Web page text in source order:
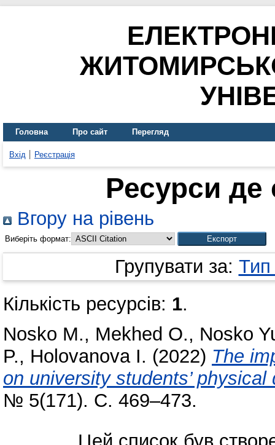
Головна Про сайт Перегляд
Вхід Реєстрація
Ресурси де
Вгору на рівень
Виберіть формат:
Групувати за: Тип
Кількість ресурсів: 1.
Nosko M., Mekhed O., Nosko
P., Holovanovа I. (2022) The
on university students’ physical
№ 5(171). С. 469–473.